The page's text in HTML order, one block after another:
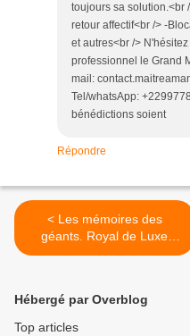
toujours sa solution.<br
retour affectif<br /> -
et autres<br />
professionnel le Grand
mail:
Tel/whatsApp:
bénédictions soient
Répondre
< Les mémoires des
géants. Royal de Luxe
s'invite chez les spectateurs
Hébergé par Overblog
Top articles